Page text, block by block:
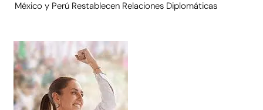
México y Perú Restablecen Relaciones Diplomáticas